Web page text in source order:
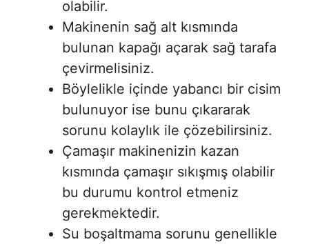
olabilir.
Makinenin sağ alt kısmında
bulunan kapağı açarak sağ tarafa
çevirmelisiniz.
Böylelikle içinde yabancı bir cisim
bulunuyor ise bunu çıkararak
sorunu kolaylık ile çözebilirsiniz.
Çamaşır makinenizin kazan
kısmında çamaşır sıkışmış olabilir
bu durumu kontrol etmeniz
gerekmektedir.
Su boşaltmama sorunu genellikle